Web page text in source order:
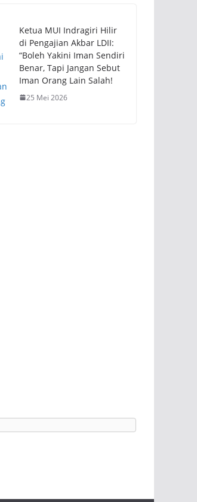
Ketua MUI Indragiri Hilir
di Pengajian Akbar LDII:
“Boleh Yakini Iman Sendiri
Benar, Tapi Jangan Sebut
Iman Orang Lain Salah!
25 Mei 2026